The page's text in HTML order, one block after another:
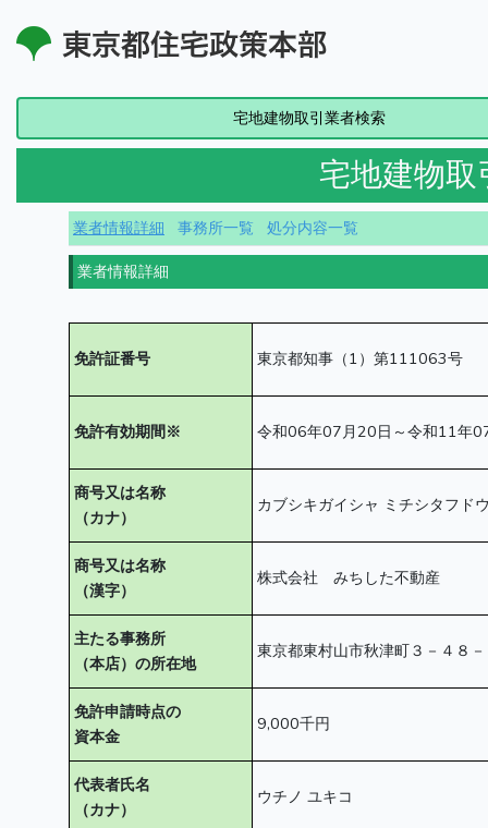
宅地建物取引業者検索
宅地建物
業者情報詳細 事務所一覧
処分内容一覧
業者情報詳細
免許証番号 東京都知事（1）第111063号
免許有効期間※ 令和06年07月20日～令和11年
商号又は名称
（カナ）
カブシキガイシャ ミチシタフド
商号又は名称
（漢字）
株式会社 みちした不動産
主たる事務所
（本店）の所在地
東京都東村山市秋津町３－４８
免許申請時点の
資本金
9,000千円
代表者氏名
（カナ）
ウチノ ユキコ